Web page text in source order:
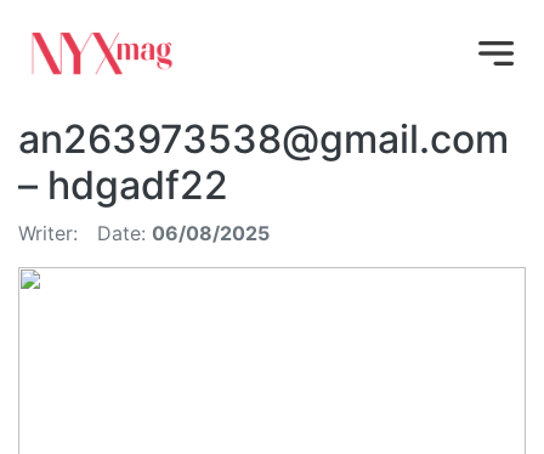
an263973538@gmail.com
– hdgadf22
Writer: Date: 06/08/2025